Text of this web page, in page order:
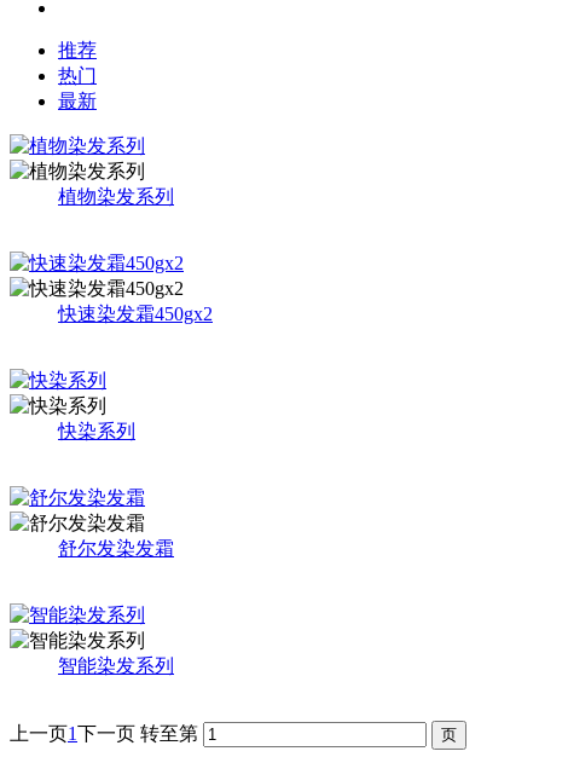
推荐
热门
最新
植物染发系列
快速染发霜450gx2
快染系列
舒尔发染发霜
智能染发系列
上一页1下一页 转至第